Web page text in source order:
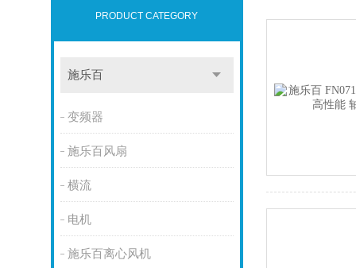
PRODUCT CATEGORY
施乐百
变频器
施乐百风扇
横流
电机
施乐百离心风机